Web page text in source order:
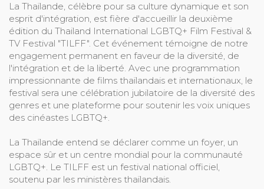
La Thaïlande, célèbre pour sa culture dynamique et son
esprit d'intégration, est fière d'accueillir la deuxième
édition du Thailand International LGBTQ+ Film Festival &
TV Festival "TILFF". Cet événement témoigne de notre
engagement permanent en faveur de la diversité, de
l'intégration et de la liberté. Avec une programmation
impressionnante de films thaïlandais et internationaux, le
festival sera une célébration jubilatoire de la diversité des
genres et une plateforme pour soutenir les voix uniques
des cinéastes LGBTQ+.
La Thaïlande entend se déclarer comme un foyer, un
espace sûr et un centre mondial pour la communauté
LGBTQ+. Le TILFF est un festival national officiel,
soutenu par les ministères thaïlandais.